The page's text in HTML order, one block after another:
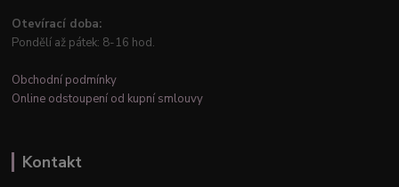
Otevírací doba:
Pondělí až pátek: 8-16 hod.
Obchodní podmínky
Online odstoupení od kupní smlouvy
Kontakt